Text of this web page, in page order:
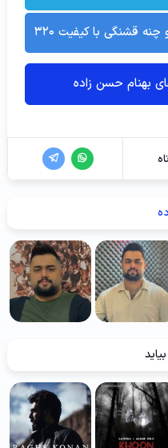
قشنگی با کیفیت ۳۲۰
بهنام حسن زاده